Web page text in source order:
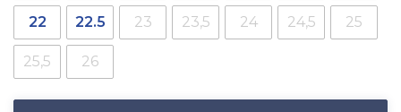
22 22.5 23 23,5 24 24,5 25
25,5 26